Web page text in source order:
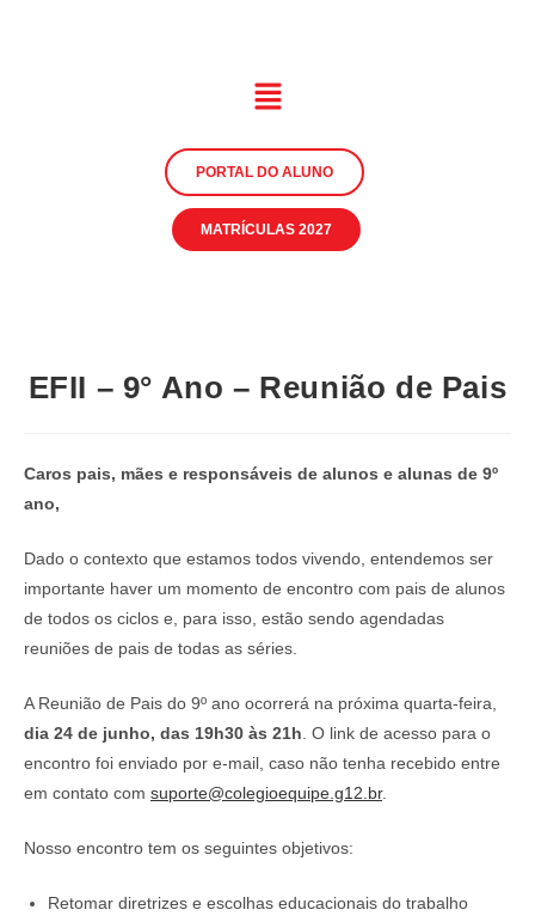
PORTAL DO ALUNO
MATRÍCULAS 2027
EFII – 9° Ano – Reunião de Pais
Caros pais, mães e responsáveis de alunos e alunas de 9º
ano,
Dado o contexto que estamos todos vivendo, entendemos ser
importante haver um momento de encontro com pais de alunos
de todos os ciclos e, para isso, estão sendo agendadas
reuniões de pais de todas as séries.
A Reunião de Pais do 9º ano ocorrerá na próxima quarta-feira,
dia 24 de junho, das 19h30 às 21h. O link de acesso para o
encontro foi enviado por e-mail, caso não tenha recebido entre
em contato com suporte@colegioequipe.g12.br.
Nosso encontro tem os seguintes objetivos:
Retomar diretrizes e escolhas educacionais do trabalho